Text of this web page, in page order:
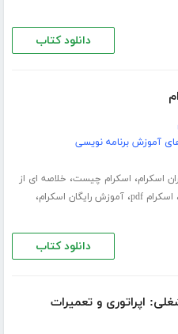
دانلود کتاب
آموزش برنامه نویسی
اسکرام، اسکرام چیست، خلاصه ای از
، اسکرام pdf ،آموزش رایگان اسکرام،
دانلود کتاب
اپراتوری و تعمیرات